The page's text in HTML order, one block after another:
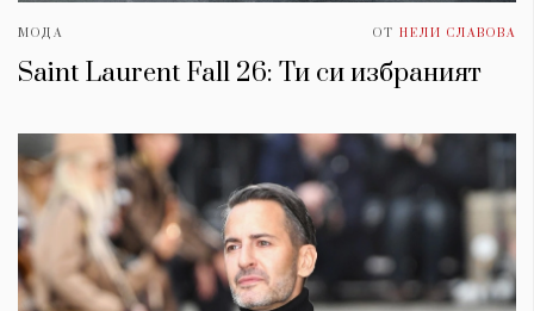
МОДА ОТ НЕЛИ СЛАВОВА
Saint Laurent Fall 26: Ти си избраният